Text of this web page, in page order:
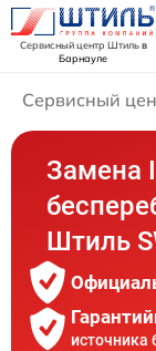
Сервисный центр Штильв
Барнауле
Сервисный
Замена
Штиль
источника